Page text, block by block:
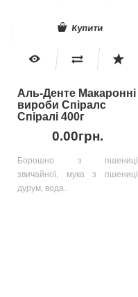
Купити
Аль-Денте Макаронні
вироби Спіралс
Спіралі 400г
0.00грн.
Борошно з пшениці
звичайної, мука з пшениці
дурум, вода..